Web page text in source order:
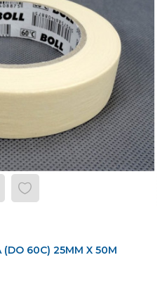
(DO 60C) 25MM X 50M